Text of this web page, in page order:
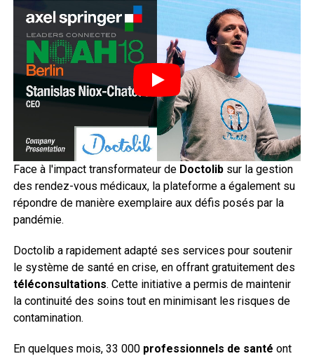
Face à l'impact transformateur de Doctolibsur la gestion
des rendez-vous médicaux, la plateforme a également su
répondre de manière exemplaire aux défis posés par la
pandémie.
Doctolib a rapidement adapté ses services pour soutenir
le système de santé en crise, en offrant gratuitement des
téléconsultations. Cette initiative a permis de maintenir
la continuité des soins tout en minimisant les risques de
contamination.
En quelques mois, 33 000 professionnels de santé ont